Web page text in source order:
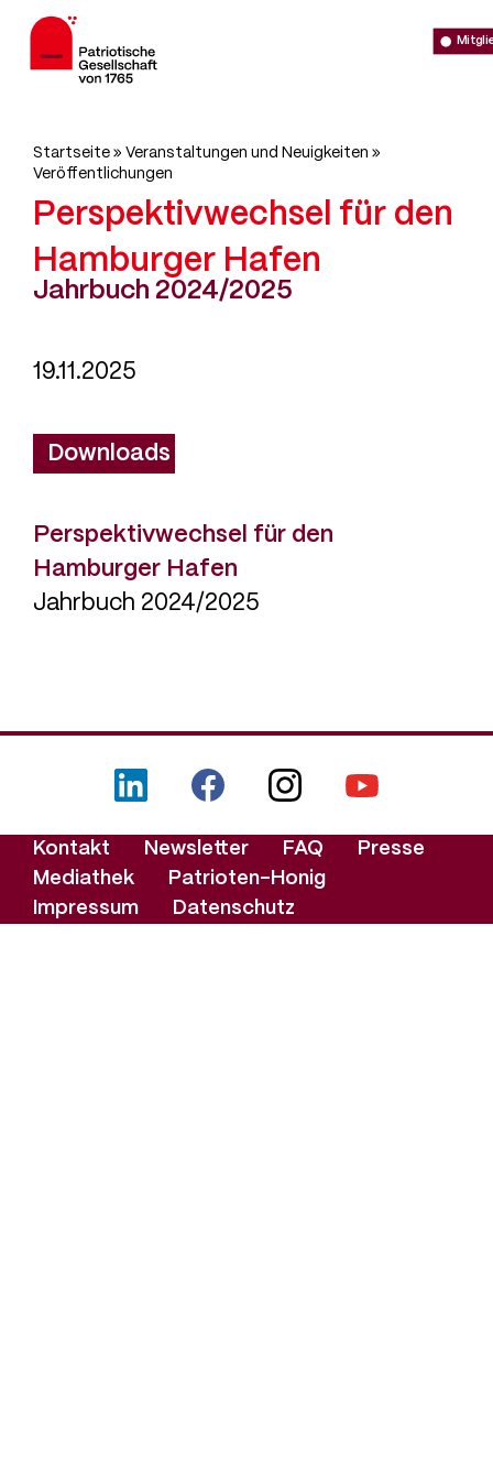
Direkt
zum
Inhalt
Patriotische
Gesellschaft
von
1765
Menü
Pfadnavigation
Startseite
Veranstaltungen und Neuigkeiten
Veröffentlichungen
Perspektivwechsel für den
Hamburger Hafen
Jahrbuch 2024/2025
19.11.2025
Downloads
Perspektivwechsel für den
Hamburger Hafen
Jahrbuch 2024/2025
LinkedIn FacebookInstagram
Footer-
Menü
Kontakt Newsletter FAQ
Presse
Mediathek
Patrioten-Honig
Impressum
Datenschutz